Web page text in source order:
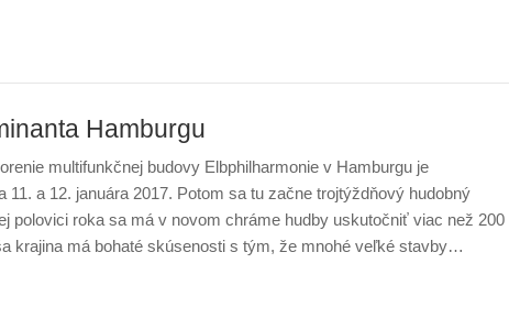
Hamburgu
multifunkčnej budovy Elbphilharmonie v Hamburgu je
11. a 12. januára 2017. Potom sa tu začne trojtýždňový hudobný
polovici roka sa má v novom chráme hudby uskutočniť viac než 200
krajina má bohaté skúsenosti s tým, že mnohé veľké stavby…